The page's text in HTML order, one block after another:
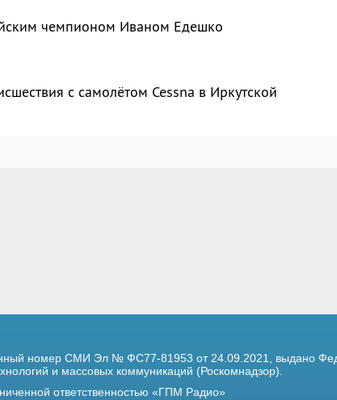
чемпионом Иваном Едешко
с самолётом Cessna в Иркутской
номер СМИ Эл № ФС77-81953 от 24.09.2021, выдано
и массовых коммуникаций (Роскомнадзор).
ответственностью «ГПМ Радио»